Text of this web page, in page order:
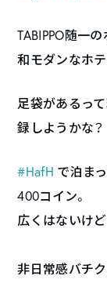
TABIPPO随一
和モダンなホテ
足袋があるっ
録しようかな？
#HafH で泊ま
400コイン。
広くはないけ
非日常感バチ